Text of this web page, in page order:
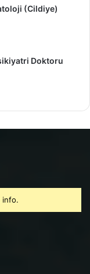
(Cildiye)
Doktoru
info.